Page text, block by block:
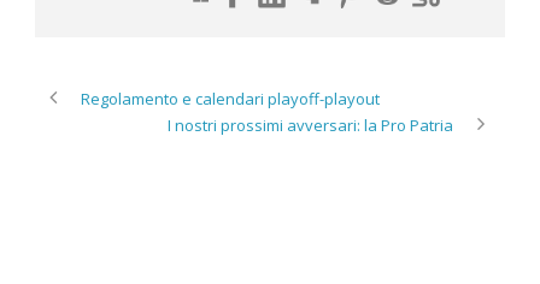
Regolamento e calendari playoff-playout
I nostri prossimi avversari: la Pro Patria